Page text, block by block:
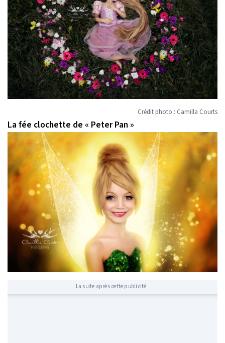
Crédit photo : Camilla Courts
La fée clochette de « Peter Pan »
La suite après cette publicité